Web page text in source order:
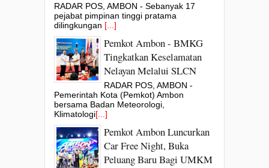
RADAR POS, AMBON - Sebanyak 17
pejabat pimpinan tinggi pratama
dilingkungan [...]
Pemkot Ambon - BMKG
Tingkatkan Keselamatan
Nelayan Melalui SLCN
RADAR POS, AMBON -
Pemerintah Kota (Pemkot) Ambon
bersama Badan Meteorologi,
Klimatologi[...]
Pemkot Ambon Luncurkan
Car Free Night, Buka
Peluang Baru Bagi UMKM